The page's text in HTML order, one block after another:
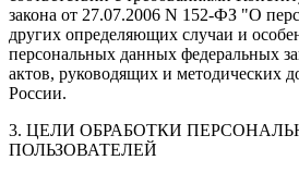
закона от 27.07.2006 N 152-ФЗ "О
других определяющих случаи и
персональных данных федеральных
актов, руководящих и
России.
3. ЦЕЛИ ОБРАБОТКИ
ПОЛЬЗОВАТЕЛЕЙ